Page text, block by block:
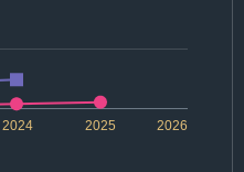
2024 2026
2025